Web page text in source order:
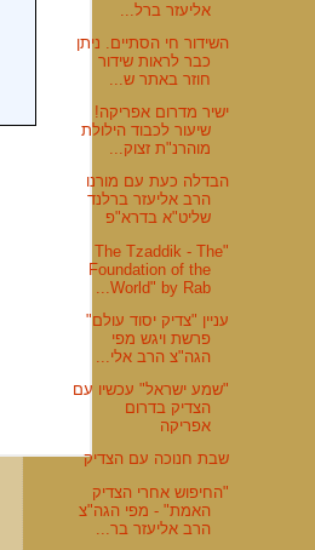
אליעזר ברל...
השידור חי הסתיים. ניתן
כבר לראות שידור
חוזר באתר ש...
ישיר מדרום אפריקה!
שיעור לכבוד הילולת
מוהרנ"ת זצוק...
הבדלה כעת עם מורנו
הרב אליעזר ברלנד
שליט"א בדרא"פ
"The Tzaddik - The
Foundation of the
World" by Rab...
עניין "צדיק יסוד עולם"
פרשת ויגש מפי
הגה"צ הרב אלי...
"שמע ישראל" עכשיו עם
הצדיק בדרום
אפריקה
שבת חנוכה עם הצדיק
"החיפוש אחרי הצדיק
האמת" - מפי הגה"צ
הרב אליעזר בר...